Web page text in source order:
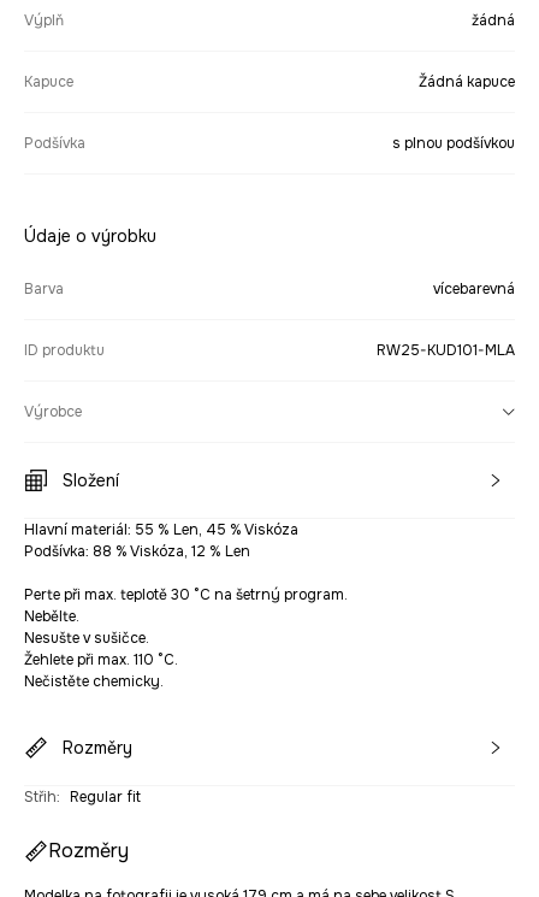
Výplň žádná
Kapuce Žádná kapuce
Podšívka s plnou podšívkou
Údaje o výrobku
Barva vícebarevná
ID produktu RW25-KUD101-MLA
Výrobce
Složení
Hlavní materiál: 55 % Len, 45 % Viskóza
Podšívka: 88 % Viskóza, 12 % Len
Perte při max. teplotě 30 °C na šetrný program.
Nebělte.
Nesušte v sušičce.
Žehlete při max. 110 °C.
Nečistěte chemicky.
Rozměry
Střih: Regular fit
Rozměry